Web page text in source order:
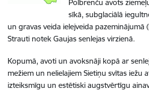
Polbrenču avots
sīkā, subglaciālā
un gravas veida ielejveida pazeminājumā
Strauti notek Gaujas senlejas virzienā.
Kopumā, avoti un avoksnāji kopā ar
mežiem un nelielajiem Sietiņu svītas iežu
izteiksmīgu un estētiski augstvērtīgu